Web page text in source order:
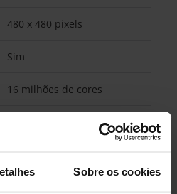
Sobre os cookies
480 x 480 pixels
Sim
16 milhões de cores
Redondo